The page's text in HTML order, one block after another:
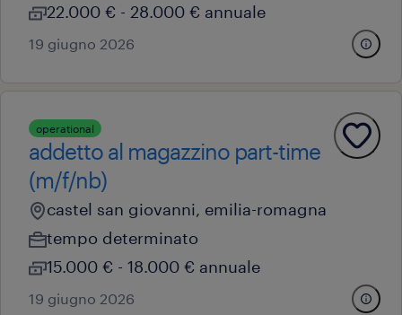
22.000 € - 28.000 € annuale
19 giugno 2026
operational
addetto al magazzino part-time
(m/f/nb)
castel san giovanni, emilia-romagna
tempo determinato
15.000 € - 18.000 € annuale
19 giugno 2026